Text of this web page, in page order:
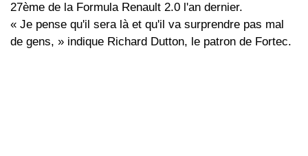
27ème de la Formula Renault 2.0 l'an dernier.
« Je pense qu'il sera là et qu'il va surprendre pas mal
de gens, » indique Richard Dutton, le patron de Fortec.